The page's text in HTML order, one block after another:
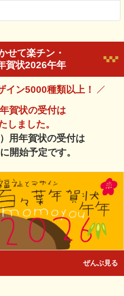
せて楽チン・
賀状2026午年
イン5000種類以上！
賀状の受付は
しました。
用年賀状の受付は
開始予定です。
ぜんぶ見る